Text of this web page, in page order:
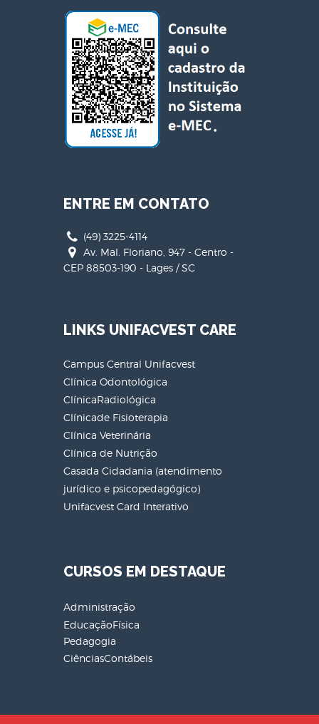
ENTRE EM CONTATO
(49) 3225-4114
Av. Mal. Floriano, 947 - Centro -
CEP 88503-190 - Lages / SC
LINKS UNIFACVEST CARE
Campus Central Unifacvest
Clínica Odontológica
ClínicaRadiológica
Clínicade Fisioterapia
Clínica Veterinária
Clínica de Nutrição
Casada Cidadania (atendimento
jurídico e psicopedagógico)
Unifacvest Card Interativo
CURSOS EM DESTAQUE
Administração
EducaçãoFísica
Pedagogia
CiênciasContábeis